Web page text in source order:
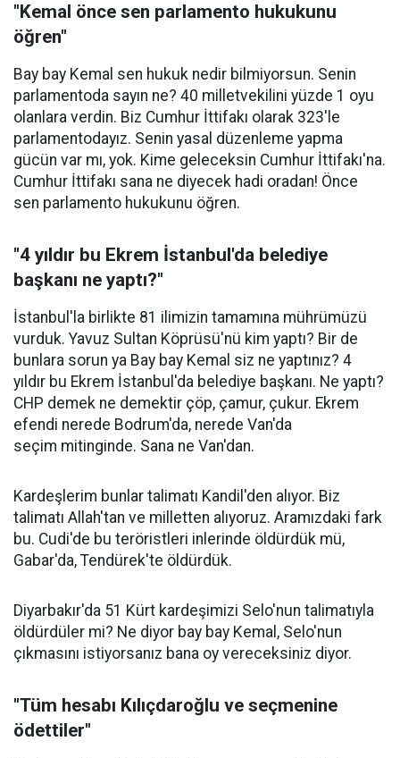
"Kemal önce sen parlamento hukukunu
öğren"
Bay bay Kemal sen hukuk nedir bilmiyorsun. Senin
parlamentoda sayın ne? 40 milletvekilini yüzde 1 oyu
olanlara verdin. Biz Cumhur İttifakı olarak 323'le
parlamentodayız. Senin yasal düzenleme yapma
gücün var mı, yok. Kime geleceksin Cumhur İttifakı'na.
Cumhur İttifakı sana ne diyecek hadi oradan! Önce
sen parlamento hukukunu öğren.
"4 yıldır bu Ekrem İstanbul'da belediye
başkanı ne yaptı?"
İstanbul'la birlikte 81 ilimizin tamamına mührümüzü
vurduk. Yavuz Sultan Köprüsü'nü kim yaptı? Bir de
bunlara sorun ya Bay bay Kemal siz ne yaptınız? 4
yıldır bu Ekrem İstanbul'da belediye başkanı. Ne yaptı?
CHP demek ne demektir çöp, çamur, çukur. Ekrem
efendi nerede Bodrum'da, nerede Van'da
seçim mitinginde. Sana ne Van'dan.
Kardeşlerim bunlar talimatı Kandil'den alıyor. Biz
talimatı Allah'tan ve milletten alıyoruz. Aramızdaki fark
bu. Cudi'de bu teröristleri inlerinde öldürdük mü,
Gabar'da, Tendürek'te öldürdük.
Diyarbakır'da 51 Kürt kardeşimizi Selo'nun talimatıyla
öldürdüler mi? Ne diyor bay bay Kemal, Selo'nun
çıkmasını istiyorsanız bana oy vereceksiniz diyor.
"Tüm hesabı Kılıçdaroğlu ve seçmenine
ödettiler"